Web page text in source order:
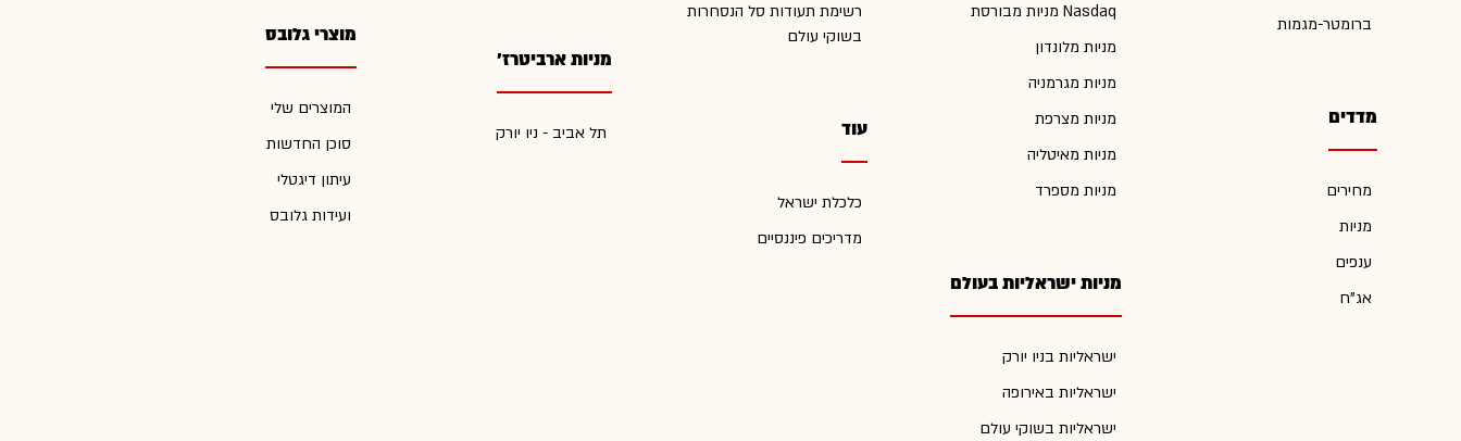
ברומטר-מגמות
מדדים
מחירים
מניות
ענפים
אג"ח
מניות מבורסת Nasdaq
מניות מלונדון
מניות מגרמניה
מניות מצרפת
מניות מאיטליה
מניות מספרד
מניות ישראליות בעולם
ישראליות בניו יורק
ישראליות באירופה
ישראליות בשוקי עולם
רשימת תעודות סל הנסחרות
בשוקי עולם
עוד
כלכלת ישראל
מדריכים פיננסיים
מניות ארביטרז'
תל אביב - ניו יורק
מוצרי גלובס
המוצרים שלי
סוכן החדשות
עיתון דיגטלי
ועידות גלובס